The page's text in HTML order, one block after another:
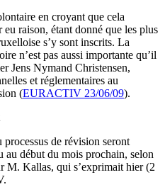
en croyant que cela
raison, étant donné que les plus
s’y sont inscrits. La
n’est pas aussi importante qu’il
Jens Nymand Christensen,
et réglementaires au
(EURACTIV 23/06/09).
processus de révision seront
début du mois prochain, selon
M. Kallas, qui s’exprimait hier (2